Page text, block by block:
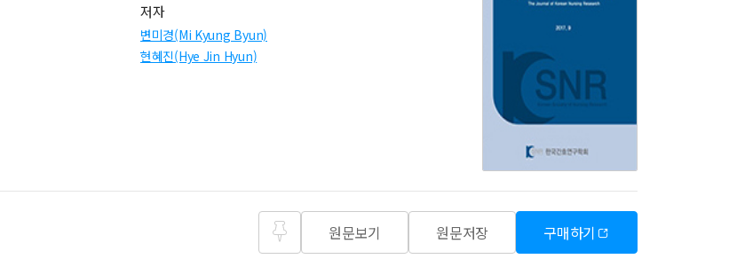
저자
변미경(Mi Kyung Byun)
현혜진(Hye Jin Hyun)
원문보기 원문저장 구매하기